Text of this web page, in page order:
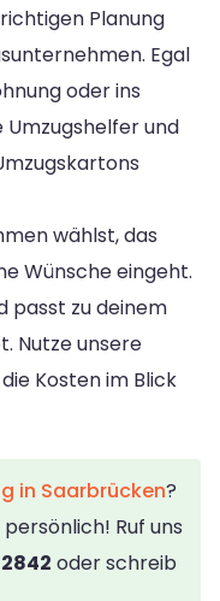
Planung
Egal
oder ins
Umzugshelfer und
wählst, das
Wünsche eingeht.
passt zu deinem
Nutze unsere
Kosten im Blick
in Saarbrücken?
Ruf uns
oder schreib